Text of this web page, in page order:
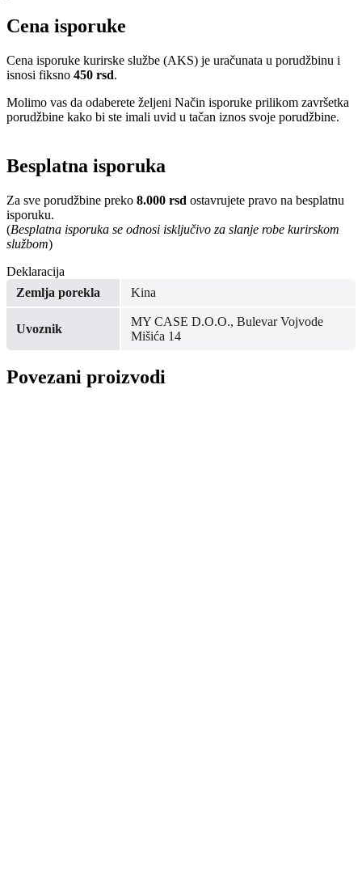
Cena isporuke
Cena isporuke kurirske službe (AKS) je uračunata u porudžbinu i
isnosi fiksno 450 rsd.
Molimo vas da odaberete željeni Način isporuke prilikom završetka
porudžbine kako bi ste imali uvid u tačan iznos svoje porudžbine.
Besplatna isporuka
Za sve porudžbine preko 8.000 rsd ostavrujete pravo na besplatnu
isporuku.
(Besplatna isporuka se odnosi isključivo za slanje robe kurirskom
službom)
Deklaracija
Zemlja porekla
Kina
Uvoznik
MY CASE D.O.O., Bulevar Vojvode
Mišića 14
Povezani proizvodi